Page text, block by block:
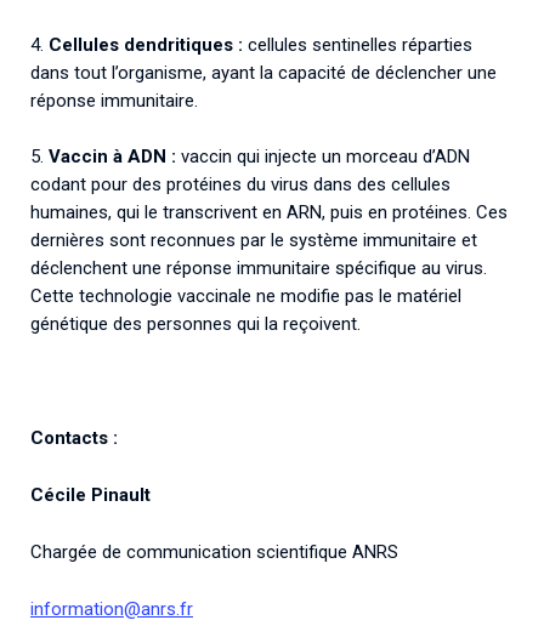
4. Cellules dendritiques : cellules sentinelles réparties
dans tout l’organisme, ayant la capacité de déclencher une
réponse immunitaire.
5. Vaccin à ADN : vaccin qui injecte un morceau d’ADN
codant pour des protéines du virus dans des cellules
humaines, qui le transcrivent en ARN, puis en protéines. Ces
dernières sont reconnues par le système immunitaire et
déclenchent une réponse immunitaire spécifique au virus.
Cette technologie vaccinale ne modifie pas le matériel
génétique des personnes qui la reçoivent.
Contacts :
Cécile Pinault
Chargée de communication scientifique ANRS
information@anrs.fr